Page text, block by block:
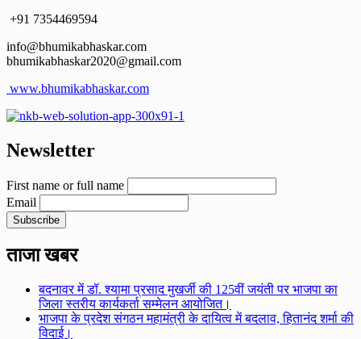
+91 7354469594
info@bhumikabhaskar.com
bhumikabhaskar2020@gmail.com
www.bhumikabhaskar.com
Newsletter
First name or full name
Email
ताजा खबर
बदनावर में डॉ. श्यामा प्रसाद मुखर्जी की 125वीं जयंती पर भाजपा का
जिला स्तरीय कार्यकर्ता सम्मेलन आयोजित।
भाजपा के प्रदेश संगठन महामंत्री के दायित्व में बदलाव, हितानंद शर्मा की
विदाई।